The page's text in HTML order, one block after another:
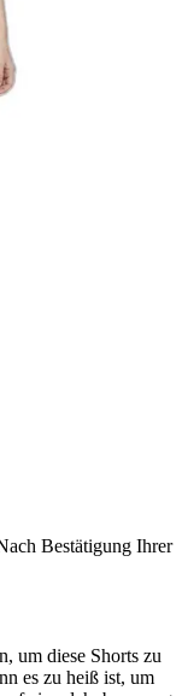
Bestätigung Ihrer
um diese Shorts zu
es zu heiß ist, um